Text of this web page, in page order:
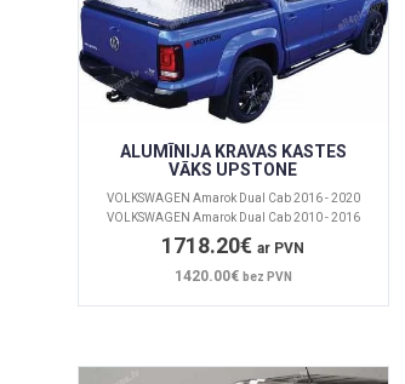
ALUMĪNIJA KRAVAS KASTES
VĀKS UPSTONE
VOLKSWAGEN Amarok Dual Cab 2016 - 2020
VOLKSWAGEN Amarok Dual Cab 2010 - 2016
1718.20€ar PVN
1420.00€ bez PVN